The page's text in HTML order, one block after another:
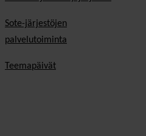
Sote-järjestöjen
palvelutoiminta
Teemapäivät